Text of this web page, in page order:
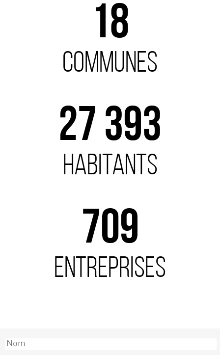
24
communes
36 058
habitants
934
entreprises